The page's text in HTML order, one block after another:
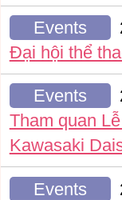
Events
Đại hội thể
Events
Tham quan
Kawasaki
Events